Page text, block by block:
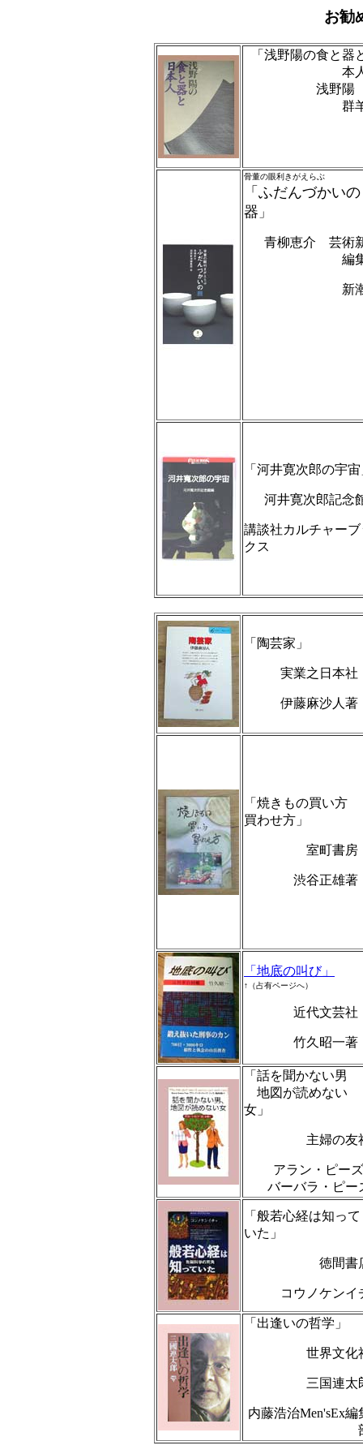
お勧
「浅野陽の食と器
本
浅野
群
骨董の眼利きがえらぶ
「ふだんづかいの
器 」
青柳恵介 芸術
編
新
「河井寛次郎の宇
河井寛次郎記念
講談社カルチャーブ
クス
「陶芸家」
実業之日本
伊藤麻沙人
「焼きもの買い方
買わせ方」
室町書
渋谷正雄
「地底の叫び」
↑（占有ページへ）
近代文芸
竹久昭一
「話を聞かない男
地図が読めない
女」
主婦の友
アラン・ピー
バーバラ・ピー
「般若心経は知って
いた」
徳間書
コウノケンイ
「出逢いの哲学」
世界文化
三国連太
内藤浩治Men'sEx編